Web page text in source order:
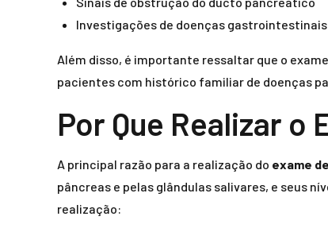
Investigações de doenças gastrointestinais
Além disso, é importante ressaltar que o
pacientes com histórico familiar de doenças
Por Que Realizar o
A principal razão para a realização do exame
pâncreas e pelas glândulas salivares, e seus
realização: